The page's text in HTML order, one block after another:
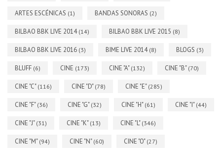
ARTES ESCÉNICAS (1) BANDAS SONORAS (2)
BILBAO BBK LIVE 2014 (14) BILBAO BBK LIVE 2015 (8)
BILBAO BBK LIVE 2016 (3) BIME LIVE 2014 (8) BLOGS (3)
BLUFF (6) CINE (173) CINE "A" (132) CINE "B" (70)
CINE "C" (116) CINE "D" (78) CINE "E" (285)
CINE "F" (36) CINE "G" (32) CINE "H" (61) CINE "I" (44)
CINE "J" (31) CINE "K" (13) CINE "L" (346)
CINE "M" (94) CINE "N" (60) CINE "O" (27)